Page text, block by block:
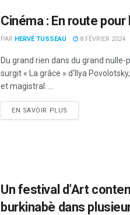
Cinéma : En route pour
PAR HERVÉ TUSSEAU 8 FÉVRIER 2024
Du grand rien dans du grand nulle-
surgit « La grâce » d‘Ilya
et magistral. ...
EN SAVOIR PLUS
Un festival d’Art
burkinabè dans